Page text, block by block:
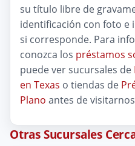
su título libre de
identificación con foto e
si corresponde. Para
conozca los préstamos
puede ver sucursales de
en Texas o tiendas de
Plano antes de
Otras Sucursales